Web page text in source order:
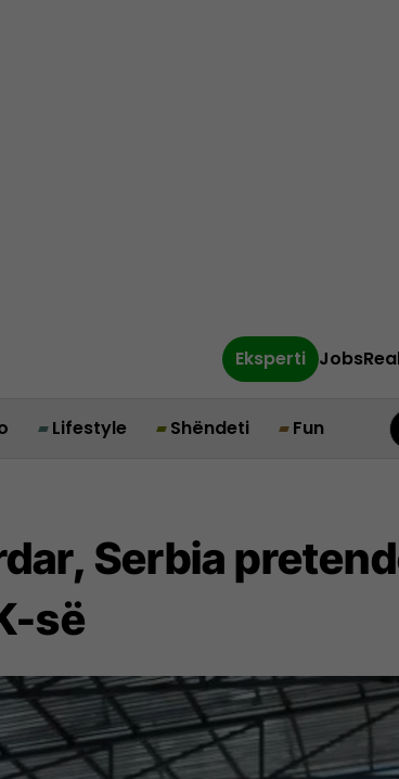
Eksperti Jobs
Lifestyle Shëndeti Fun
Serbia
së